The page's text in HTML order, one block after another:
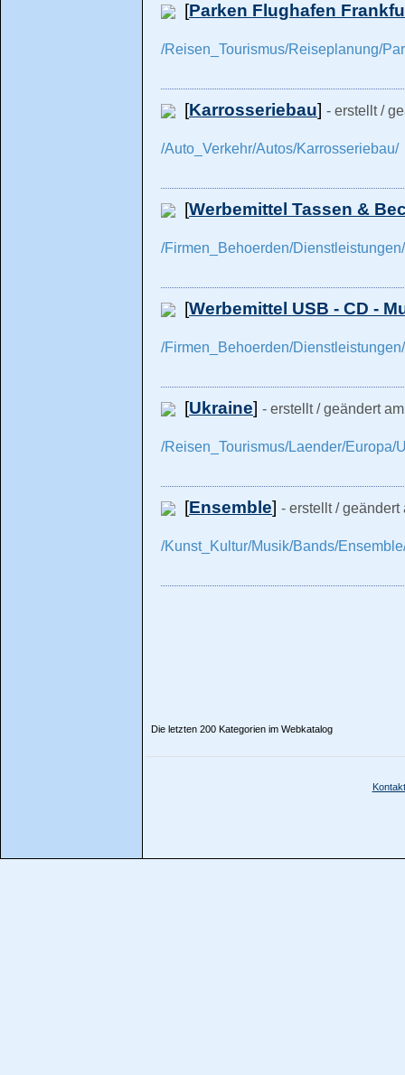
[Parken Flughafen
/Reisen_Tourismus/Reiseplanung/
[Karrosseriebau] - erstellt /
/Auto_Verkehr/Autos/Karrosseriebau/
[Werbemittel Tassen &
/Firmen_Behoerden/
[Werbemittel USB - CD -
/Firmen_Behoerden/
[Ukraine] - erstellt / geändert
/Reisen_Tourismus/Laender/Europa/
[Ensemble] - erstellt / geändert
/Kunst_Kultur/Musik/Bands/
Die letzten 200 Kategorien im Webkatalog
Kontakt